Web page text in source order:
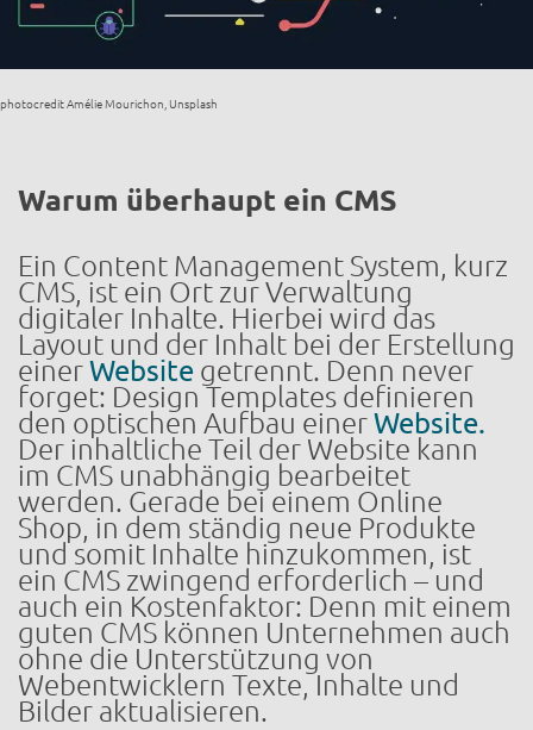
photocredit Amélie Mourichon, Unsplash
Warum überhaupt ein CMS
Ein Content Management System, kurz
CMS, ist ein Ort zur Verwaltung
digitaler Inhalte. Hierbei wird das
Layout und der Inhalt bei der Erstellung
einerWebsite getrennt. Denn never
forget: Design Templates definieren
den optischen Aufbau einerWebsite.
Der inhaltliche Teil der Website kann
im CMS unabhängig bearbeitet
werden. Gerade bei einem Online
Shop, in dem ständig neue Produkte
und somit Inhalte hinzukommen, ist
ein CMS zwingend erforderlich – und
auch ein Kostenfaktor: Denn mit einem
guten CMS können Unternehmen auch
ohne die Unterstützung von
Webentwicklern Texte, Inhalte und
Bilder aktualisieren.